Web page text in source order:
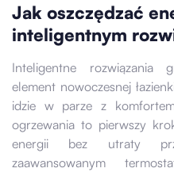
Jak oszczędzać
inteligentnym
Inteligentne rozwiązania
element nowoczesnej
idzie w parze z
ogrzewania to pierwszy
energii bez utraty
zaawansowanym